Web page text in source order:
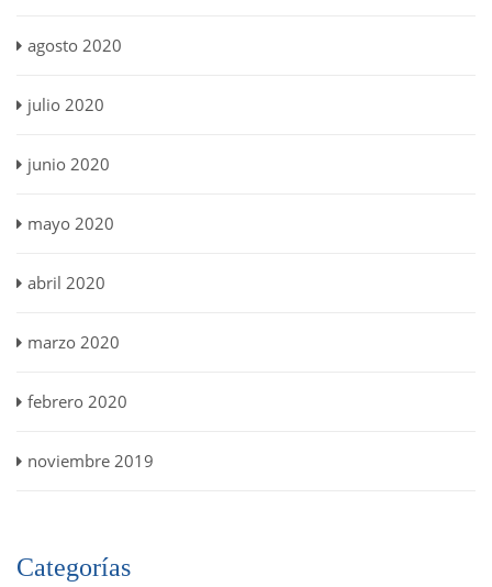
agosto 2020
julio 2020
junio 2020
mayo 2020
abril 2020
marzo 2020
febrero 2020
noviembre 2019
Categorías